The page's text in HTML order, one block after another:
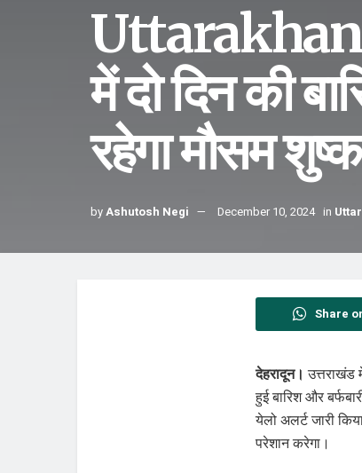
में दो दिन की
रहेगा मौसम
byAshutosh Negi December 10, 2024 in
Share
देहरादून। उत्तराखंड
हुई बारिश और
येलो अलर्ट जारी
परेशान करेगा।